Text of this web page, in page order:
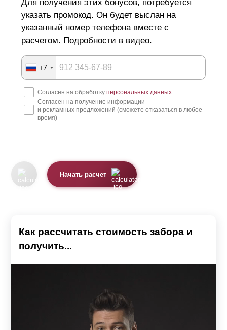
Для получения этих бонусов, потребуется
указать промокод. Он будет выслан на
указанный номер телефона вместе с
расчетом. Подробности в видео.
+7
Согласен на обработку персональных данных
Согласен на получение информации
и рекламных предложений (сможете отказаться в любое
время)
Начать расчет
Как рассчитать стоимость забора и
получить...